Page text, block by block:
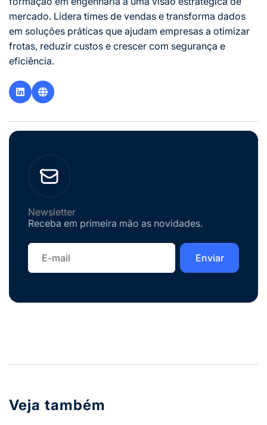
mercado. Lidera times de vendas e transforma dados
em soluções práticas que ajudam empresas a otimizar
frotas, reduzir custos e crescer com segurança e
eficiência.
Newsletter
Receba em primeira mão as novidades.
Veja também